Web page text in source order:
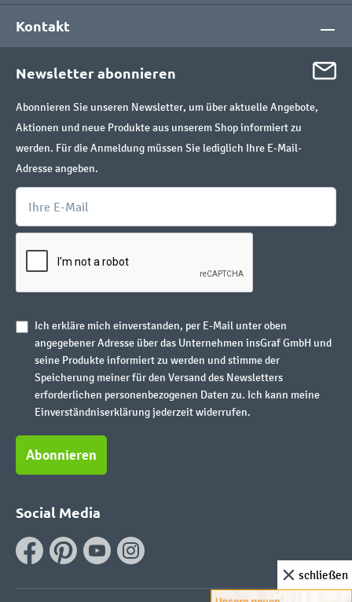
Kontakt
Newsletter abonnieren
Abonnieren Sie unseren Newsletter, um über aktuelle Angebote,
Aktionen und neue Produkte aus unserem Shop informiert zu
werden. Für die Anmeldung müssen Sie lediglich Ihre E-Mail-
Adresse angeben.
Ich erkläre mich einverstanden, per E-Mail unter oben
angegebener Adresse über das Unternehmen insGraf GmbH und
seine Produkte informiert zu werden und stimme der
Speicherung meiner für den Versand des Newsletters
erforderlichen personenbezogenen Daten zu. Ich kann meine
Einverständniserklärung jederzeit widerrufen.
Abonnieren
Social Media
schließen